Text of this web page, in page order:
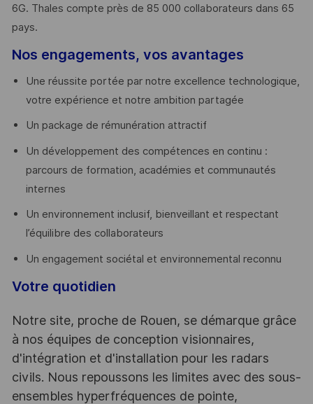
6G. Thales compte près de 85 000 collaborateurs dans 65
pays. ​
Nos engagements, vos avantages
Une réussite portée par notre excellence technologique,
votre expérience et notre ambition partagée
Un package de rémunération attractif
Un développement des compétences en continu :
parcours de formation, académies et communautés
internes
Un environnement inclusif, bienveillant et respectant
l’équilibre des collaborateurs
Un engagement sociétal et environnemental reconnu
Votre quotidien
Notre site, proche de Rouen, se démarque grâce
à nos équipes de conception visionnaires,
d'intégration et d'installation pour les radars
civils. Nous repoussons les limites avec des sous-
ensembles hyperfréquences de pointe,